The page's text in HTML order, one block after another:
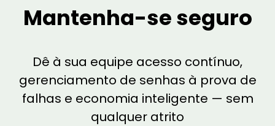
SEGURANÇA
Suporte
Mantenha-se seguro
Dê à sua equipe acesso contínuo,
gerenciamento de senhas à prova de
falhas e economia inteligente — sem
qualquer atrito